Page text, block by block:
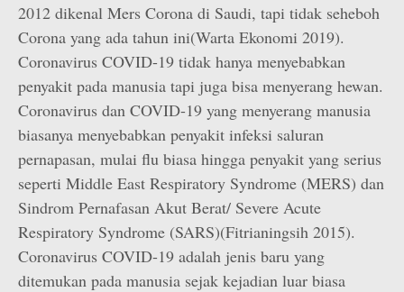
2012 dikenal Mers Corona di Saudi, tapi tidak seheboh
Corona yang ada tahun ini(Warta Ekonomi 2019).
Coronavirus COVID-19 tidak hanya menyebabkan
penyakit pada manusia tapi juga bisa menyerang hewan.
Coronavirus dan COVID-19 yang menyerang manusia
biasanya menyebabkan penyakit infeksi saluran
pernapasan, mulai flu biasa hingga penyakit yang serius
seperti Middle East Respiratory Syndrome (MERS) dan
Sindrom Pernafasan Akut Berat/ Severe Acute
Respiratory Syndrome (SARS)(Fitrianingsih 2015).
Coronavirus COVID-19 adalah jenis baru yang
ditemukan pada manusia sejak kejadian luar biasa